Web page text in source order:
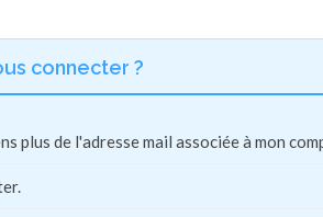
connecter ?
plus de l'adresse mail associée à mon